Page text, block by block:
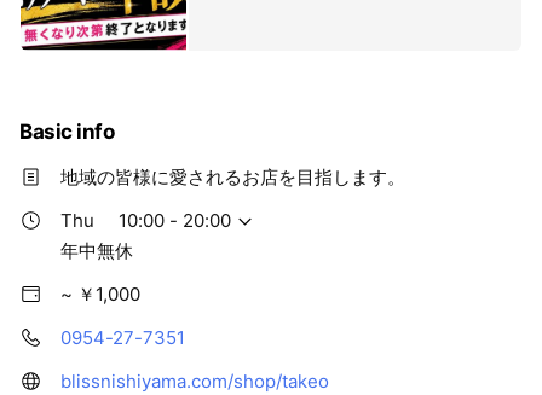
Basic info
地域の皆様に愛されるお店を目指します。
Thu
10:00 - 20:00
年中無休
~ ￥1,000
0954-27-7351
blissnishiyama.com/shop/takeo